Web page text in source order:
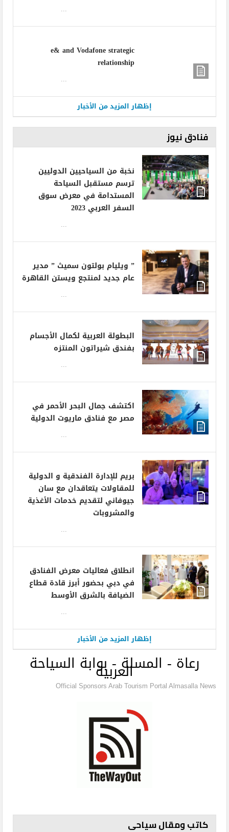
e& and Vodafone strategic
relationship
إظهار المزيد من الأخبار
فنادق نيوز
نخبة من السياحيين الدوليين
ترسم مستقبل السياحة
المستدامة في معرض سوق
السفر العربي 2023
” ويليام بولتون سميث ” مدير
عام جديد لمنتجع ويستن القاهرة
البطولة العربية لكمال الأجسام
بفندق شيراتون المنتزه
اكتشف جمال البحر الأحمر في
مصر مع فنادق ماريوت الدولية
بريم للإدارة الفندقية و الدولية
للمقاولات يتعاقدان مع سان
جيوفاني لتقديم خدمات الأغذية
والمشروبات
انطلاق فعاليات معرض الفنادق
في دبي بحضور أبرز قادة قطاع
الضيافة بالشرق الأوسط
إظهار المزيد من الأخبار
رعاة - المسلة - بوابة السياحة
العربية
Official Sponsors Arab Tourism Portal Almasalla News
كاتب ومقال سياحى